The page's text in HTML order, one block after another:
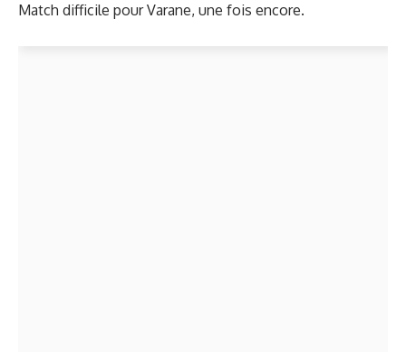
Match difficile pour Varane, une fois encore.